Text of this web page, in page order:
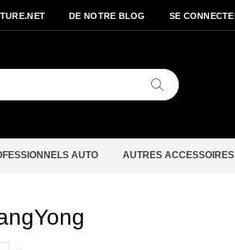
DE NOTRE BLOG SE
Chercher
AUTO AUTRES ACCESSOIRES